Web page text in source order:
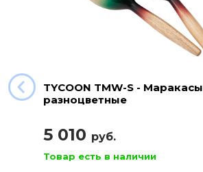
TYCOON TMW-S - Маракасы
разноцветные
5 010 руб.
Товар есть в наличии